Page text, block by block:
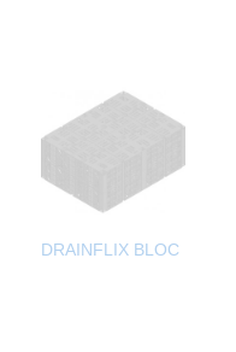
DRAINFLIX BLOC